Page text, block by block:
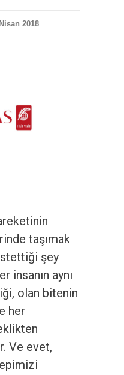
2018
taşımak
şey
insanın aynı
olan bitenin
her
Ve evet,